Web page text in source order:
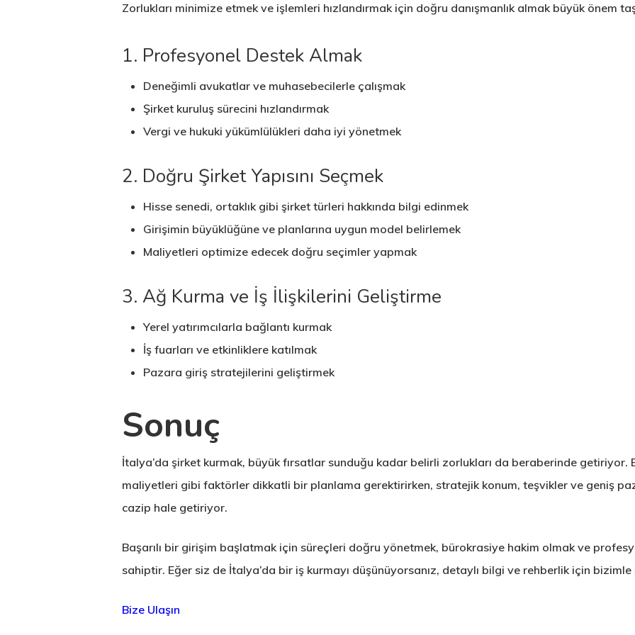
Zorlukları minimize etmek ve işlemleri hızlandırmak için doğru danışmanlık almak büyük önem
1. Profesyonel Destek Almak
Deneğimli avukatlar ve muhasebecilerle çalışmak
Şirket kuruluş sürecini hızlandırmak
Vergi ve hukuki yükümlülükleri daha iyi yönetmek
2. Doğru Şirket Yapısını Seçmek
Hisse senedi, ortaklık gibi şirket türleri hakkında bilgi edinmek
Girişimin büyüklüğüne ve planlarına uygun model belirlemek
Maliyetleri optimize edecek doğru seçimler yapmak
3. Ağ Kurma ve İş İlişkilerini Geliştirme
Yerel yatırımcılarla bağlantı kurmak
İş fuarları ve etkinliklere katılmak
Pazara giriş stratejilerini geliştirmek
Sonuç
İtalya’da şirket kurmak, büyük fırsatlar sunduğu kadar belirli zorlukları da beraberinde getiriyor.
maliyetleri gibi faktörler dikkatli bir planlama gerektirirken, stratejik konum, teşvikler ve geniş
cazip hale getiriyor.
Başarılı bir girişim başlatmak için süreçleri doğru yönetmek, bürokrasiye hakim olmak ve
sahiptir. Eğer siz de İtalya’da bir iş kurmayı düşünüyorsanız, detaylı bilgi ve rehberlik için
Bize Ulaşın